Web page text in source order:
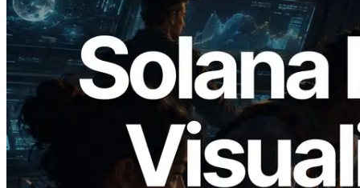
2026.05.24
Validators Solutions Meluncurkan Solana
Block Analyzer — Memvisualisasikan
Waktu Produksi Blok per Slot dan